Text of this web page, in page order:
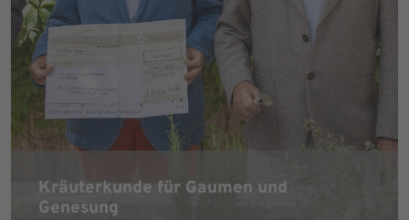
Kräuterkunde für Gaumen und
Genesung